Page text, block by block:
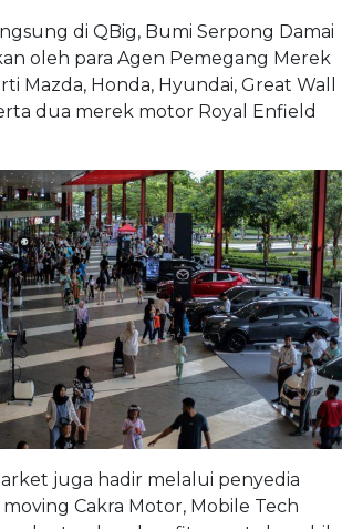
di QBig, Bumi Serpong Damai
oleh para Agen Pemegang Merek
Mazda, Honda, Hyundai, Great Wall
dua merek motor Royal Enfield
juga hadir melalui penyedia
Cakra Motor, Mobile Tech